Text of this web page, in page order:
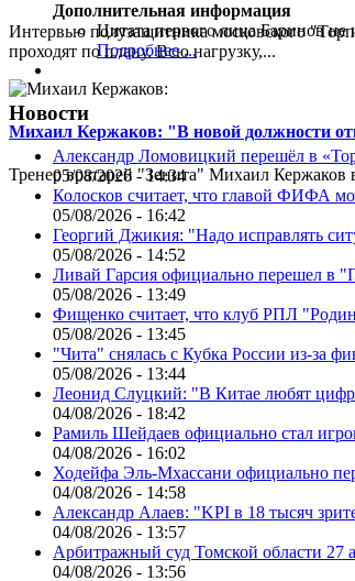
Интервью полузащитника московского
проходят по плану. Всю нагрузку,...
Михаил Кержаков: "В новой должности
Тренер вратарей "Зенита" Михаил Кержаков
Дополнительная информация
Цитата первого лица Баринов не
Подробнее ...
Новости
Александр Ломовицкий перешёл в
05/08/2026 - 14:34
Колосков считает, что главой ФИФА
05/08/2026 - 16:42
Георгий Джикия: "Надо исправлять
05/08/2026 - 14:52
Ливай Гарсия официально перешел в
05/08/2026 - 13:49
Фищенко считает, что клуб РПЛ
05/08/2026 - 13:45
"Чита" снялась с Кубка России из-за
05/08/2026 - 13:44
Леонид Слуцкий: "В Китае любят
04/08/2026 - 18:42
Рамиль Шейдаев официально стал
04/08/2026 - 16:02
Ходейфа Эль-Мхассани официально
04/08/2026 - 14:58
Александр Алаев: "KPI в 18 тысяч
04/08/2026 - 13:57
Арбитражный суд Томской области 27
04/08/2026 - 13:56